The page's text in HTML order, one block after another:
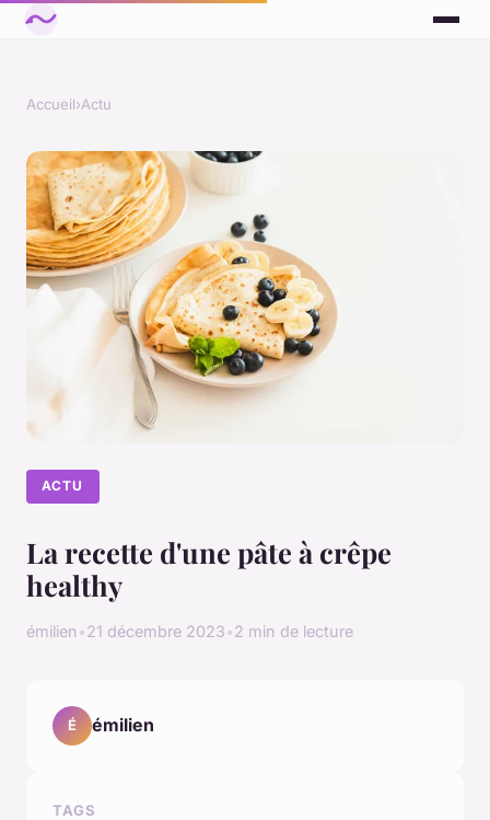
Accueil›Actu
ACTU
La recette d'une pâte à crêpe
healthy
émilien•21 décembre 2023•2 min de lecture
É émilien
TAGS